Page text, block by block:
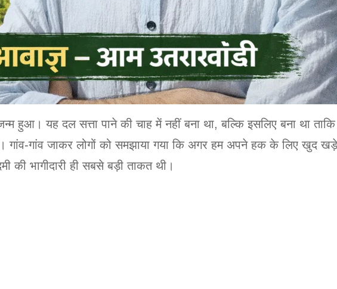
हुआ। यह दल सत्ता पाने की चाह में नहीं बना था, बल्कि इसलिए बना था
गांव-गांव जाकर लोगों को समझाया गया कि अगर हम अपने हक के लिए खुद खड़े
भागीदारी ही सबसे बड़ी ताकत थी।